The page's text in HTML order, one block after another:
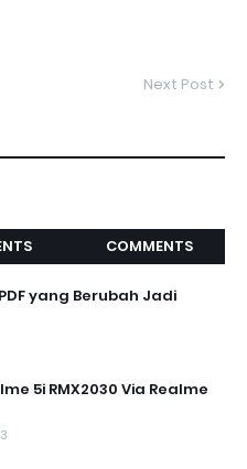
Next Post
COMMENTS
yang Berubah Jadi
5i RMX2030 Via Realme